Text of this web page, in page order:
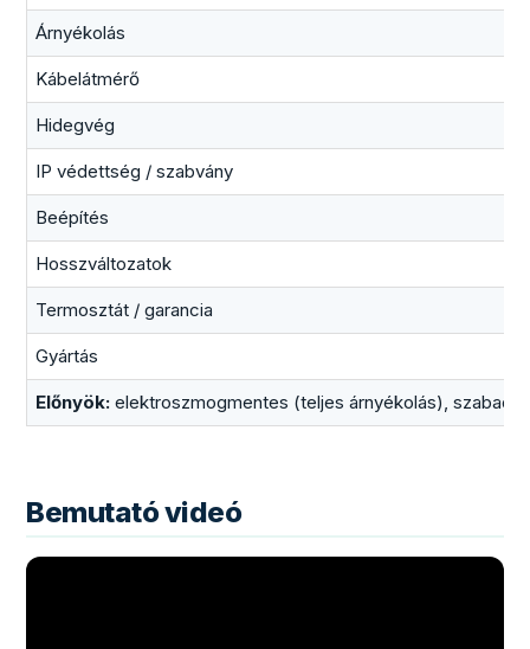
Árnyékolás
Kábelátmérő
Hidegvég
IP védettség / szabvány
Beépítés
Hosszváltozatok
Termosztát / garancia
Gyártás
Előnyök: elektroszmogmentes (teljes árnyékolás),
Bemutató videó